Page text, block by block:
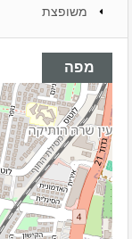
משופצת
מפה